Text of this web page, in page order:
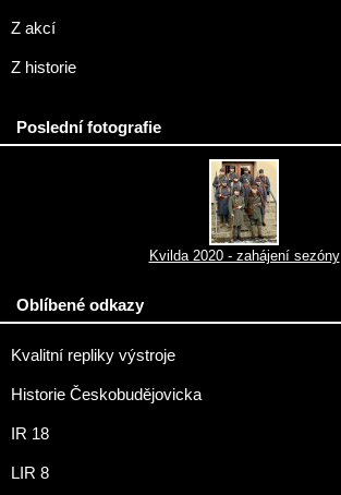
Z akcí
Z historie
Poslední fotografie
Kvilda 2020 - zahájení sezóny
Oblíbené odkazy
Kvalitní repliky výstroje
Historie Českobudějovicka
IR 18
LIR 8